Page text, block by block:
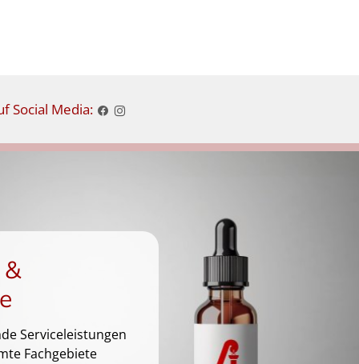
Social Media:
Serviceleistungen
Fachgebiete